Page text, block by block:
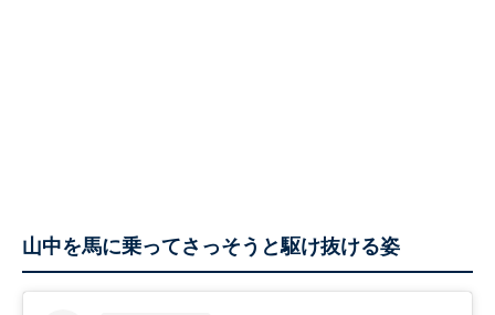
山中を馬に乗ってさっそうと駆け抜ける姿